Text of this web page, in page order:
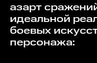
азарт
идеальной
боевых
персонажа: